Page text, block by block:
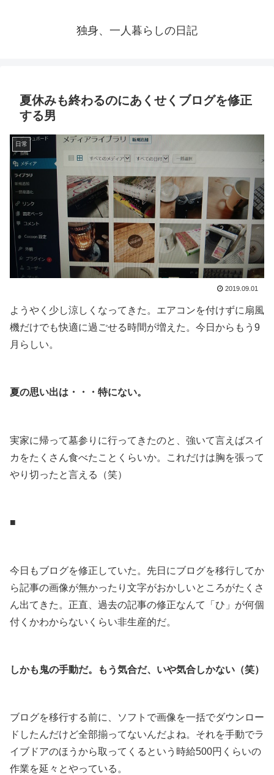
独身、一人暮らしの日記
夏休みも終わるのにあくせくブログを修正
する男
日常
2019.09.01
ようやく少し涼しくなってきた。エアコンを付けずに扇風
機だけでも快適に過ごせる時間が増えた。今日からもう9
月らしい。
夏の思い出は・・・特にない。
実家に帰って墓参りに行ってきたのと、強いて言えばスイ
カをたくさん食べたことくらいか。これだけは胸を張って
やり切ったと言える（笑）
■
今日もブログを修正していた。先日にブログを移行してか
ら記事の画像が無かったり文字がおかしいところがたくさ
ん出てきた。正直、過去の記事の修正なんて「ひ」が何個
付くかわからないくらい非生産的だ。
しかも鬼の手動だ。もう気合だ、いや気合しかない（笑）
ブログを移行する前に、ソフトで画像を一括でダウンロー
ドしたんだけど全部揃ってないんだよね。それを手動でラ
イブドアのほうから取ってくるという時給500円くらいの
作業を延々とやっている。